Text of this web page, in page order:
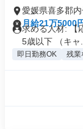
愛媛県喜多郡
月給21万5000
求める人材: 【
5歳以下 （キャ...
即日勤務OK 残業